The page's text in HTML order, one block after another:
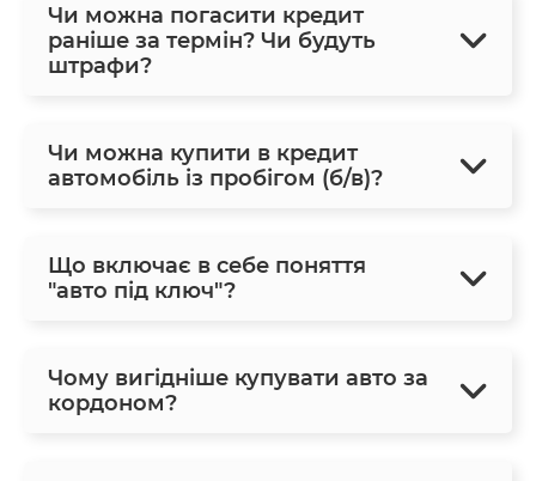
Чи можна погасити кредит
раніше за термін? Чи будуть
штрафи?
Чи можна купити в кредит
автомобіль із пробігом (б/в)?
Що включає в себе поняття
"авто під ключ"?
Чому вигідніше купувати авто за
кордоном?